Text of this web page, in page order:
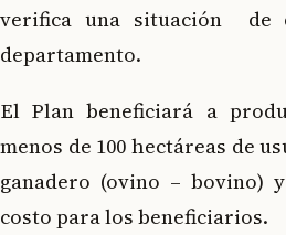
verifica una situación de
departamento.
El Plan beneficiará a
menos de 100 hectáreas de
ganadero (ovino – bovino)
costo para los beneficiarios.